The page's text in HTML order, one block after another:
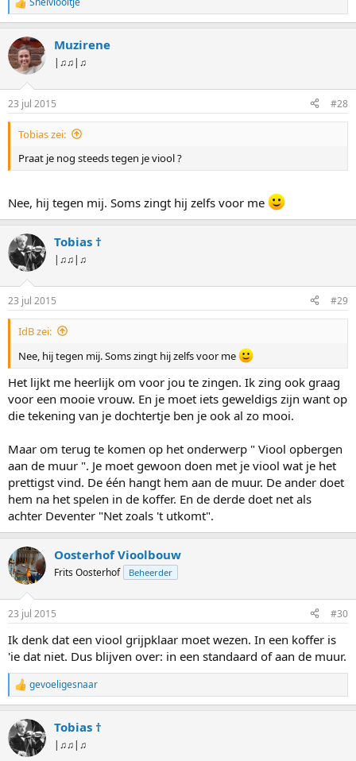
W
a
r
d
e
n
g
e
Muzirene
|♫♫|♫
23 jul 2015 #28
Tobias zei:
Praat je nog steeds tegen je viool ?
Nee, hij tegen mij. Soms zingt hij zelfs voor me
Tobias †
|♫♫|♫
23 jul 2015 #29
IdB zei:
Nee, hij tegen mij. Soms zingt hij zelfs voor me
Het lijkt me heerlijk om voor jou te zingen. Ik zing ook graag
voor een mooie vrouw. En je moet iets geweldigs zijn want op
die tekening van je dochtertje ben je ook al zo mooi.
Maar om terug te komen op het onderwerp " Viool opbergen
aan de muur ". Je moet gewoon doen met je viool wat je het
prettigst vind. De één hangt hem aan de muur. De ander doet
hem na het spelen in de koffer. En de derde doet net als
achter Deventer "Net zoals 't utkomt".
Oosterhof Vioolbouw
Frits Oosterhof Beheerder
23 jul 2015 #30
Ik denk dat een viool grijpklaar moet wezen. In een koffer is
'ie dat niet. Dus blijven over: in een standaard of aan de muur.
W
a
r
d
e
gevoeligesnaar
Tobias †
|♫♫|♫